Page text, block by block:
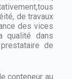
de travaux
des vices
qualité dans
de
conteneur au